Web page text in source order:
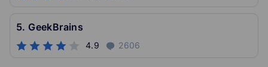
5. GeekBrains
4.9 2606